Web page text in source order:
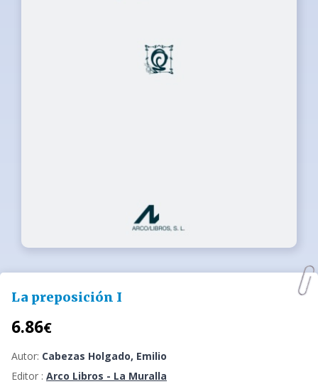
La preposición I
6.86€
Autor: Cabezas Holgado, Emilio
Editor : Arco Libros - La Muralla